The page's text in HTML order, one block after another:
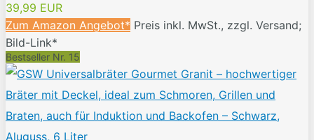
39,99 EUR
Zum Amazon Angebot* Preis inkl. MwSt., zzgl. Versand;
Bild-Link*
Bestseller Nr. 15